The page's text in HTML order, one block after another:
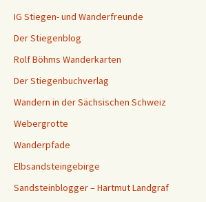
IG Stiegen- und Wanderfreunde
Der Stiegenblog
Rolf Böhms Wanderkarten
Der Stiegenbuchverlag
Wandern in der Sächsischen Schweiz
Webergrotte
Wanderpfade
Elbsandsteingebirge
Sandsteinblogger – Hartmut Landgraf